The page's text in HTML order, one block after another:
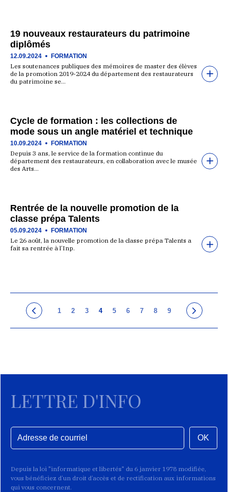
19 nouveaux restaurateurs du patrimoine
diplômés
12.09.2024 FORMATION
Les soutenances publiques des mémoires de master des élèves
de la promotion 2019-2024 du département des restaurateurs
du patrimoine se…
Cycle de formation : les collections de
mode sous un angle matériel et technique
10.09.2024 FORMATION
Depuis 3 ans, le service de la formation continue du
département des restaurateurs, en collaboration avec le musée
des Arts…
Rentrée de la nouvelle promotion de la
classe prépa Talents
05.09.2024 FORMATION
Le 26 août, la nouvelle promotion de la classe prépa Talents a
fait sa rentrée à l’Inp.
1 2 3 4 5 6 7 8 9
LETTRE D'INFO
OK
Depuis la loi "informatique et libertés" du 6 janvier 1978 modifiée,
vous bénéficiez d’un droit d’accès et de rectification aux informations
qui vous concernent.